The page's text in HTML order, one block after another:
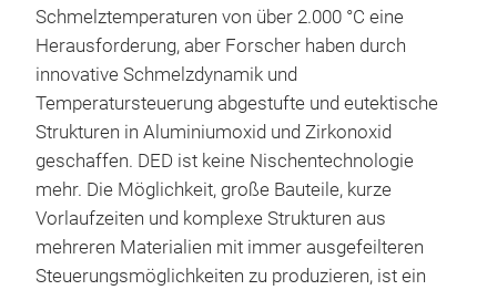
Schmelztemperaturen von über 2.000 °C eine
Herausforderung, aber Forscher haben durch
innovative Schmelzdynamik und
Temperatursteuerung abgestufte und eutektische
Strukturen in Aluminiumoxid und Zirkonoxid
geschaffen. DED ist keine Nischentechnologie
mehr. Die Möglichkeit, große Bauteile, kurze
Vorlaufzeiten und komplexe Strukturen aus
mehreren Materialien mit immer ausgefeilteren
Steuerungsmöglichkeiten zu produzieren, ist ein